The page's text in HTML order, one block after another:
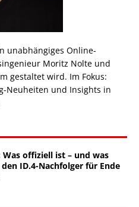
unabhängiges Online-
Moritz Nolte und
gestaltet wird. Im Fokus:
Neuheiten und Insights in
Was offiziell ist – und was
ID.4-Nachfolger für Ende